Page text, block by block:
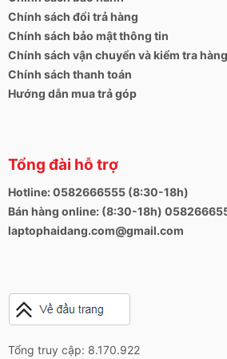
Thunderbolt.
i5-6300U 2 lõi với tốc độ 2.40
nên 3.00 GHz thông qua Turbo.
điện năng15 W TDP
Chính sách đổi trả hàng
Chính sách bảo mật thông tin
Chính sách vận chuyển và kiểm tra hàng
Chính sách thanh toán
Hướng dẫn mua trả góp
Tổng đài hỗ trợ
Hotline: 0582666555 (8:30-18h)
Bán hàng online: (8:30-18h)
laptophaidang.com@gmail.com
Tổng truy cập: 8.170.922